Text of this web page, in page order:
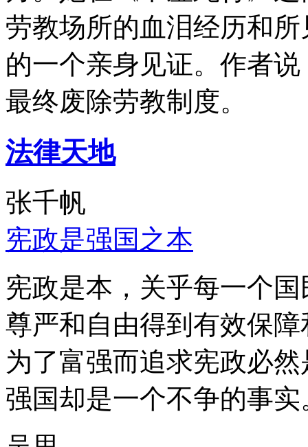
劳教场所的血泪经历和
的一个亲身见证。作者
最终废除劳教制度。
法律天地
张千帆
宪政是强国之本
宪政是本，关乎每一个
尊严和自由得到有效保
为了富强而追求宪政必
强国却是一个不争的事实